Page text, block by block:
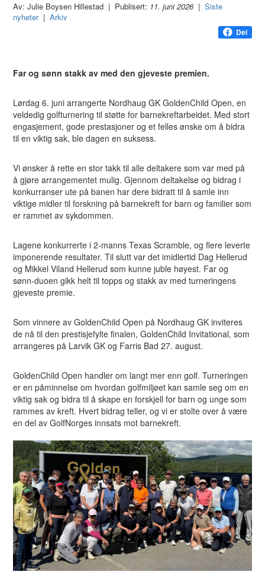
Av: Julie Boysen Hillestad | Publisert: 11. juni 2026|Siste
nyheter|Arkiv
Del
Far og sønn stakk av med den gjeveste premien.
Lørdag 6. juni arrangerte Nordhaug GK GoldenChild Open, en
veldedig golfturnering til støtte for barnekreftarbeidet. Med stort
engasjement, gode prestasjoner og et felles ønske om å bidra
til en viktig sak, ble dagen en suksess.
Vi ønsker å rette en stor takk til alle deltakere som var med på
å gjøre arrangementet mulig. Gjennom deltakelse og bidrag i
konkurranser ute på banen har dere bidratt til å samle inn
viktige midler til forskning på barnekreft for barn og familier som
er rammet av sykdommen.
Lagene konkurrerte i 2-manns Texas Scramble, og flere leverte
imponerende resultater. Til slutt var det imidlertid Dag Hellerud
og Mikkel Viland Hellerud som kunne juble høyest. Far og
sønn-duoen gikk helt til topps og stakk av med turneringens
gjeveste premie.
Som vinnere av GoldenChild Open på Nordhaug GK inviteres
de nå til den prestisjefylte finalen, GoldenChild Invitational, som
arrangeres på Larvik GK og Farris Bad 27. august.
GoldenChild Open handler om langt mer enn golf. Turneringen
er en påminnelse om hvordan golfmiljøet kan samle seg om en
viktig sak og bidra til å skape en forskjell for barn og unge som
rammes av kreft. Hvert bidrag teller, og vi er stolte over å være
en del av GolfNorges innsats mot barnekreft.